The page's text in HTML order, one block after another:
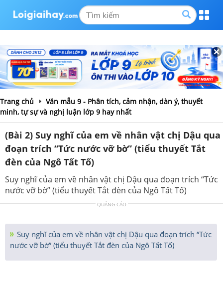
Trang chủ
Văn mẫu 9 - Phân tích, cảm nhận, dàn ý, thuyết
minh, tự sự và nghị luận lớp 9 hay nhất
(Bài 2) Suy nghĩ của em về nhân vật chị Dậu qua
đoạn trích “Tức nước vỡ bờ” (tiểu thuyết Tắt
đèn của Ngô Tất Tố)
Suy nghĩ của em về nhân vật chị Dậu qua đoạn trích “Tức
nước vỡ bờ” (tiểu thuyết Tắt đèn của Ngô Tất Tố)
QUẢNG CÁO
Suy nghĩ của em về nhân vật chị Dậu qua đoạn trích “Tức
nước vỡ bờ” (tiểu thuyết Tắt đèn của Ngô Tất Tố)